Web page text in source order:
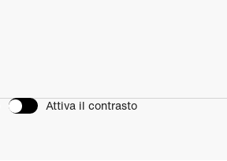
Attiva il contrasto